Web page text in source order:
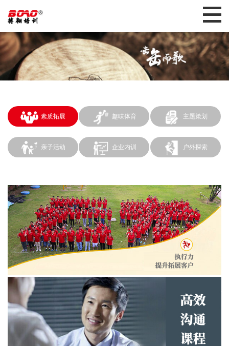
素质拓展 趣味体育 主题策划
亲子活动 企业内训 户外探索